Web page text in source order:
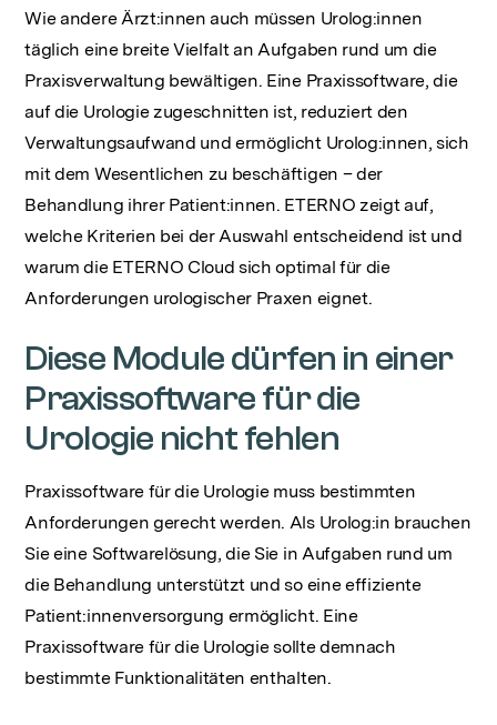
Wie andere Ärzt:innen auch müssen Urolog:innen
täglich eine breite Vielfalt an Aufgaben rund um die
Praxisverwaltung bewältigen. Eine Praxissoftware, die
auf die Urologie zugeschnitten ist, reduziert den
Verwaltungsaufwand und ermöglicht Urolog:innen, sich
mit dem Wesentlichen zu beschäftigen – der
Behandlung ihrer Patient:innen. ETERNO zeigt auf,
welche Kriterien bei der Auswahl entscheidend ist und
warum die ETERNO Cloud sich optimal für die
Anforderungen urologischer Praxen eignet.
Diese Module dürfen in einer
Praxissoftware für die
Urologie nicht fehlen
Praxissoftware für die Urologie muss bestimmten
Anforderungen gerecht werden. Als Urolog:in brauchen
Sie eine Softwarelösung, die Sie in Aufgaben rund um
die Behandlung unterstützt und so eine effiziente
Patient:innenversorgung ermöglicht. Eine
Praxissoftware für die Urologie sollte demnach
bestimmte Funktionalitäten enthalten.